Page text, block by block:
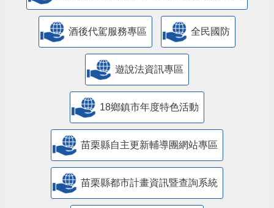
酒後代駕服務專區 全民國防
遊說法資訊專區
18鄉鎮市年度特色活動
苗栗縣自主更新輔導團網站專區
苗栗縣都市計畫資訊暨查詢系統